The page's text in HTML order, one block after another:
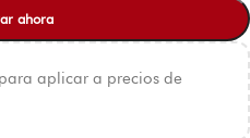
ahora
aplicar a precios de